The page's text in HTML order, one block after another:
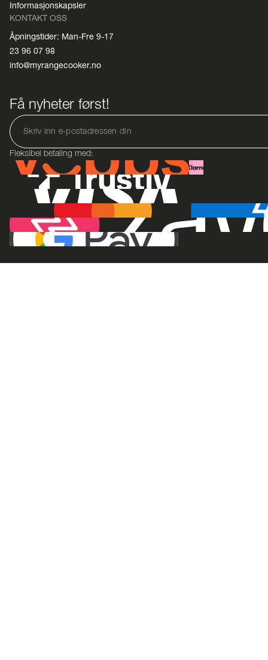
Informasjonskapsler
KONTAKT OSS
Åpningstider: Man-Fre 9-17
23 96 07 98
info@myrangecooker.no
Få nyheter først!
Fleksibel betaling med: